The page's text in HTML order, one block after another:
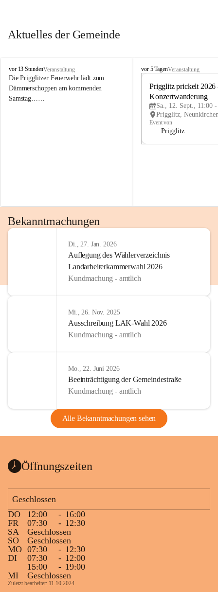
Aktuelles der Gemeinde
P
r
i
g
vor 13 StundenVeranstaltung
Die Prigglitzer Feuerwehr lädt zum
Dämmerschoppen am kommenden
Samstag……
P
vor 5 TagenVeranstaltung
Prigglitz prickelt 2026
Konzertwanderung
Sa., 12. Sept., 11:00
Event von
Prigglitz
Bekanntmachungen
Di., 27. Jan. 2026
Auflegung des Wählerverzeichnis
Landarbeiterkammerwahl 2026
Kundmachung - amtlich
Mi., 26. Nov. 2025
Ausschreibung LAK-Wahl 2026
Kundmachung - amtlich
Mo., 22. Juni 2026
Beeinträchtigung der Gemeindestraße
Kundmachung - amtlich
Alle Bekanntmachungen sehen
Öffnungszeiten
Geschlossen
DO
12:00 - 16:00
FR
07:30 - 12:30
SA
Geschlossen
SO
Geschlossen
MO 07:30 - 12:30
DI
07:30 - 12:00
15:00
- 19:00
MI
Geschlossen
Zuletzt bearbeitet: 11.10.2024